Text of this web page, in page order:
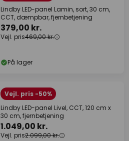
Lindby LED-panel Lamin, sort, 30 cm,
CCT, dæmpbar, fjernbetjening
379,00 kr.
Vejl. pris469,00 kr.
På lager
Vejl. pris -50%
Lindby LED-panel Livel, CCT, 120 cm x
30 cm, fjernbetjening
1.049,00 kr.
Vejl. pris2.099,00 kr.